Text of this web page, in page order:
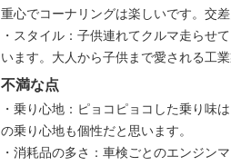
重心でコーナリングは楽しいです。交
・スタイル：子供連れてクルマ走らせ
います。大人から子供まで愛される工
不満な点
・乗り心地：ピョコピョコした乗り味
の乗り心地も個性だと思います。
・消耗品の多さ：車検ごとのエンジン